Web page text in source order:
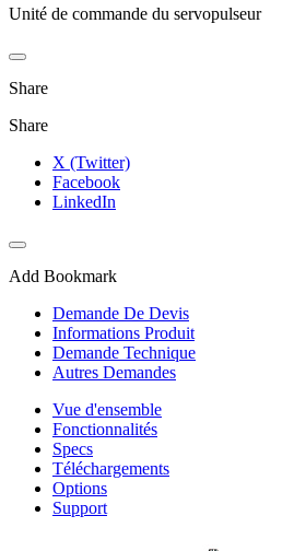
Unité de commande du servopulseur
Share
Share
X (Twitter)
Facebook
LinkedIn
Add Bookmark
Demande De Devis
Informations Produit
Demande Technique
Autres Demandes
Vue d'ensemble
Fonctionnalités
Specs
Téléchargements
Options
Support